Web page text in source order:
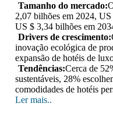
Tamanho do mercado:
2,07 bilhões em 2024,
US $ 3,34 bilhões em
Drivers de crescimento:
inovação ecológica de
expansão de hotéis de
Tendências:Cerca de
sustentáveis, 28%
comodidades de hotéis
Ler mais..